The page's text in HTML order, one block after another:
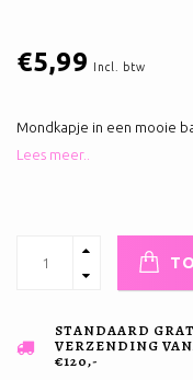
€5,99 Incl. btw
Mondkapje in een mooie
Lees meer..
STANDAARD
VERZENDING
€120,-